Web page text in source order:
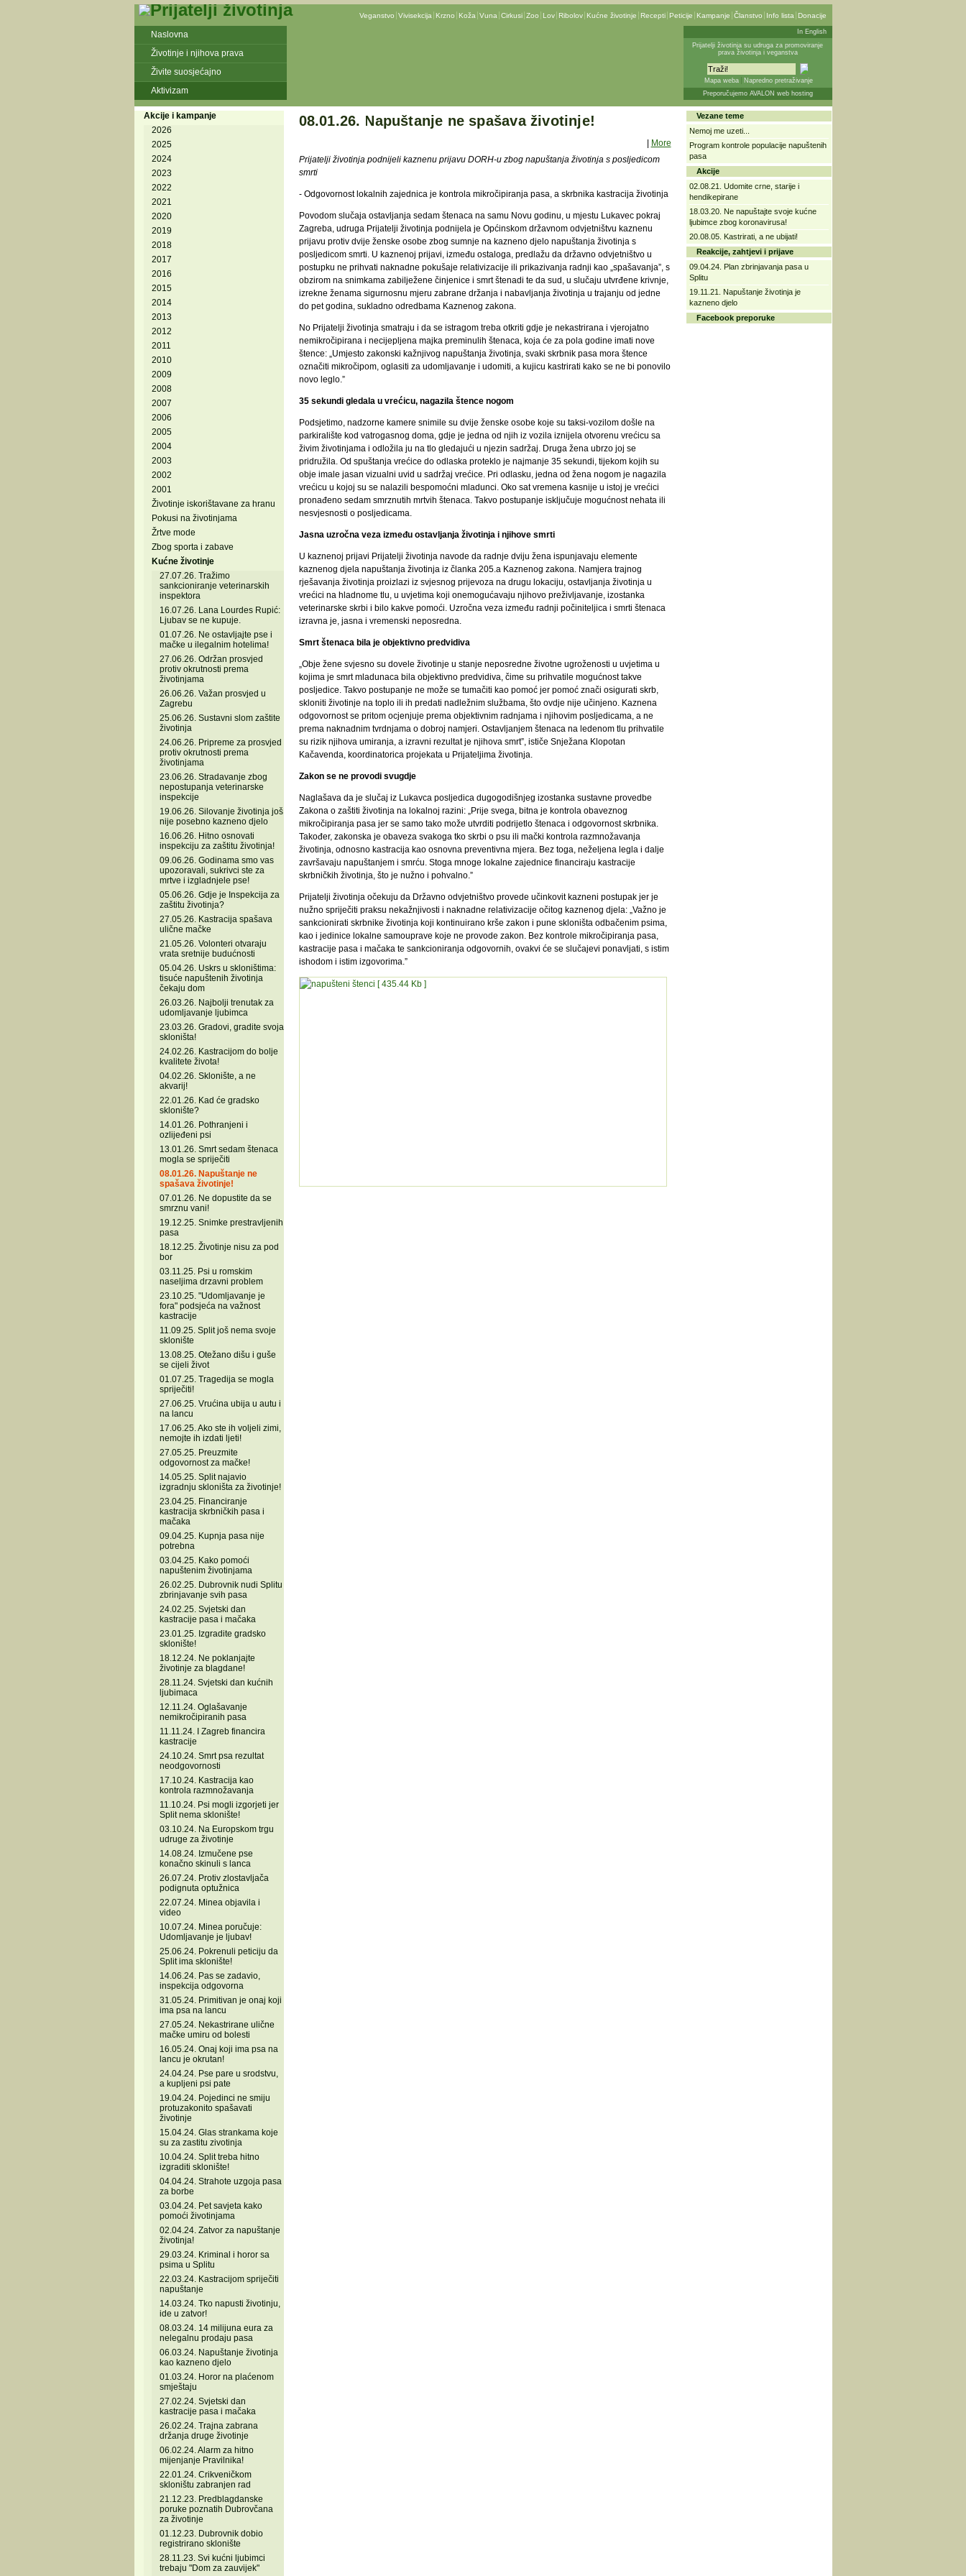
Veganstvo Vivisekcija Krzno Koža Vuna Cirkusi Zoo Lov Ribolov Kućne životinje Recepti Peticije Kampanje Članstvo Info lista Donacije
Naslovna
Životinje i njihova prava
Živite suosjećajno
Aktivizam
In English
Prijatelji životinja su udruga za promoviranje
prava životinja i veganstva
Mapa weba
Napredno pretraživanje
Preporučujemo AVALON web hosting
Akcije i kampanje
2026
2025
2024
2023
2022
2021
2020
2019
2018
2017
2016
2015
2014
2013
2012
2011
2010
2009
2008
2007
2006
2005
2004
2003
2002
2001
Životinje iskorištavane za hranu
Pokusi na životinjama
Žrtve mode
Zbog sporta i zabave
Kućne životinje
27.07.26. Tražimo
sankcioniranje veterinarskih
inspektora
16.07.26. Lana Lourdes Rupić:
Ljubav se ne kupuje.
01.07.26. Ne ostavljajte pse i
mačke u ilegalnim hotelima!
27.06.26. Održan prosvjed
protiv okrutnosti prema
životinjama
26.06.26. Važan prosvjed u
Zagrebu
25.06.26. Sustavni slom zaštite
životinja
24.06.26. Pripreme za prosvjed
protiv okrutnosti prema
životinjama
23.06.26. Stradavanje zbog
nepostupanja veterinarske
inspekcije
19.06.26. Silovanje životinja još
nije posebno kazneno djelo
16.06.26. Hitno osnovati
inspekciju za zaštitu životinja!
09.06.26. Godinama smo vas
upozoravali, sukrivci ste za
mrtve i izgladnjele pse!
05.06.26. Gdje je Inspekcija za
zaštitu životinja?
27.05.26. Kastracija spašava
ulične mačke
21.05.26. Volonteri otvaraju
vrata sretnije budućnosti
05.04.26. Uskrs u skloništima:
tisuće napuštenih životinja
čekaju dom
26.03.26. Najbolji trenutak za
udomljavanje ljubimca
23.03.26. Gradovi, gradite svoja
skloništa!
24.02.26. Kastracijom do bolje
kvalitete života!
04.02.26. Sklonište, a ne
akvarij!
22.01.26. Kad će gradsko
sklonište?
14.01.26. Pothranjeni i
ozlijeđeni psi
13.01.26. Smrt sedam štenaca
mogla se spriječiti
08.01.26. Napuštanje ne
spašava životinje!
07.01.26. Ne dopustite da se
smrznu vani!
19.12.25. Snimke prestravljenih
pasa
18.12.25. Životinje nisu za pod
bor
03.11.25. Psi u romskim
naseljima drzavni problem
23.10.25. "Udomljavanje je
fora" podsjeća na važnost
kastracije
11.09.25. Split još nema svoje
sklonište
13.08.25. Otežano dišu i guše
se cijeli život
01.07.25. Tragedija se mogla
spriječiti!
27.06.25. Vrućina ubija u autu i
na lancu
17.06.25. Ako ste ih voljeli zimi,
nemojte ih izdati ljeti!
27.05.25. Preuzmite
odgovornost za mačke!
14.05.25. Split najavio
izgradnju skloništa za životinje!
23.04.25. Financiranje
kastracija skrbničkih pasa i
mačaka
09.04.25. Kupnja pasa nije
potrebna
03.04.25. Kako pomoći
napuštenim životinjama
26.02.25. Dubrovnik nudi Splitu
zbrinjavanje svih pasa
24.02.25. Svjetski dan
kastracije pasa i mačaka
23.01.25. Izgradite gradsko
sklonište!
18.12.24. Ne poklanjajte
životinje za blagdane!
28.11.24. Svjetski dan kućnih
ljubimaca
12.11.24. Oglašavanje
nemikročipiranih pasa
11.11.24. I Zagreb financira
kastracije
24.10.24. Smrt psa rezultat
neodgovornosti
17.10.24. Kastracija kao
kontrola razmnožavanja
11.10.24. Psi mogli izgorjeti jer
Split nema sklonište!
03.10.24. Na Europskom trgu
udruge za životinje
14.08.24. Izmučene pse
konačno skinuli s lanca
26.07.24. Protiv zlostavljača
podignuta optužnica
22.07.24. Minea objavila i
video
10.07.24. Minea poručuje:
Udomljavanje je ljubav!
25.06.24. Pokrenuli peticiju da
Split ima sklonište!
14.06.24. Pas se zadavio,
inspekcija odgovorna
31.05.24. Primitivan je onaj koji
ima psa na lancu
27.05.24. Nekastrirane ulične
mačke umiru od bolesti
16.05.24. Onaj koji ima psa na
lancu je okrutan!
24.04.24. Pse pare u srodstvu,
a kupljeni psi pate
19.04.24. Pojedinci ne smiju
protuzakonito spašavati
životinje
15.04.24. Glas strankama koje
su za zastitu zivotinja
10.04.24. Split treba hitno
izgraditi sklonište!
04.04.24. Strahote uzgoja pasa
za borbe
03.04.24. Pet savjeta kako
pomoći životinjama
02.04.24. Zatvor za napuštanje
životinja!
29.03.24. Kriminal i horor sa
psima u Splitu
22.03.24. Kastracijom spriječiti
napuštanje
14.03.24. Tko napusti životinju,
ide u zatvor!
08.03.24. 14 milijuna eura za
nelegalnu prodaju pasa
06.03.24. Napuštanje životinja
kao kazneno djelo
01.03.24. Horor na plaćenom
smještaju
27.02.24. Svjetski dan
kastracije pasa i mačaka
26.02.24. Trajna zabrana
držanja druge životinje
06.02.24. Alarm za hitno
mijenjanje Pravilnika!
22.01.24. Crikveničkom
skloništu zabranjen rad
21.12.23. Predblagdanske
poruke poznatih Dubrovčana
za životinje
01.12.23. Dubrovnik dobio
registrirano sklonište
28.11.23. Svi kućni ljubimci
trebaju "Dom za zauvijek"
08.01.26. Napuštanje ne spašava životinje!
More
Prijatelji životinja podnijeli kaznenu prijavu DORH-u zbog napuštanja životinja s posljedicom
smrti
- Odgovornost lokalnih zajednica je kontrola mikročipiranja pasa, a skrbnika kastracija životinja
Povodom slučaja ostavljanja sedam štenaca na samu Novu godinu, u mjestu Lukavec pokraj
Zagreba, udruga Prijatelji životinja podnijela je Općinskom državnom odvjetništvu kaznenu
prijavu protiv dvije ženske osobe zbog sumnje na kazneno djelo napuštanja životinja s
posljedicom smrti. U kaznenoj prijavi, između ostaloga, predlažu da državno odvjetništvo u
postupku ne prihvati naknadne pokušaje relativizacije ili prikazivanja radnji kao „spašavanja”, s
obzirom na snimkama zabilježene činjenice i smrt štenadi te da sud, u slučaju utvrđene krivnje,
izrekne ženama sigurnosnu mjeru zabrane držanja i nabavljanja životinja u trajanju od jedne
do pet godina, sukladno odredbama Kaznenog zakona.
No Prijatelji životinja smatraju i da se istragom treba otkriti gdje je nekastrirana i vjerojatno
nemikročipirana i necijepljena majka preminulih štenaca, koja će za pola godine imati nove
štence: „Umjesto zakonski kažnjivog napuštanja životinja, svaki skrbnik pasa mora štence
označiti mikročipom, oglasiti za udomljavanje i udomiti, a kujicu kastrirati kako se ne bi ponovilo
novo leglo.”
35 sekundi gledala u vrećicu, nagazila štence nogom
Podsjetimo, nadzorne kamere snimile su dvije ženske osobe koje su taksi-vozilom došle na
parkiralište kod vatrogasnog doma, gdje je jedna od njih iz vozila iznijela otvorenu vrećicu sa
živim životinjama i odložila ju na tlo gledajući u njezin sadržaj. Druga žena ubrzo joj se
pridružila. Od spuštanja vrećice do odlaska proteklo je najmanje 35 sekundi, tijekom kojih su
obje imale jasan vizualni uvid u sadržaj vrećice. Pri odlasku, jedna od žena nogom je nagazila
vrećicu u kojoj su se nalazili bespomoćni mladunci. Oko sat vremena kasnije u istoj je vrećici
pronađeno sedam smrznutih mrtvih štenaca. Takvo postupanje isključuje mogućnost nehata ili
nesvjesnosti o posljedicama.
Jasna uzročna veza između ostavljanja životinja i njihove smrti
U kaznenoj prijavi Prijatelji životinja navode da radnje dviju žena ispunjavaju elemente
kaznenog djela napuštanja životinja iz članka 205.a Kaznenog zakona. Namjera trajnog
rješavanja životinja proizlazi iz svjesnog prijevoza na drugu lokaciju, ostavljanja životinja u
vrećici na hladnome tlu, u uvjetima koji onemogućavaju njihovo preživljavanje, izostanka
veterinarske skrbi i bilo kakve pomoći. Uzročna veza između radnji počiniteljica i smrti štenaca
izravna je, jasna i vremenski neposredna.
Smrt štenaca bila je objektivno predvidiva
„Obje žene svjesno su dovele životinje u stanje neposredne životne ugroženosti u uvjetima u
kojima je smrt mladunaca bila objektivno predvidiva, čime su prihvatile mogućnost takve
posljedice. Takvo postupanje ne može se tumačiti kao pomoć jer pomoć znači osigurati skrb,
skloniti životinje na toplo ili ih predati nadležnim službama, što ovdje nije učinjeno. Kaznena
odgovornost se pritom ocjenjuje prema objektivnim radnjama i njihovim posljedicama, a ne
prema naknadnim tvrdnjama o dobroj namjeri. Ostavljanjem štenaca na ledenom tlu prihvatile
su rizik njihova umiranja, a izravni rezultat je njihova smrt”, ističe Snježana Klopotan
Kačavenda, koordinatorica projekata u Prijateljima životinja.
Zakon se ne provodi svugdje
Naglašava da je slučaj iz Lukavca posljedica dugogodišnjeg izostanka sustavne provedbe
Zakona o zaštiti životinja na lokalnoj razini: „Prije svega, bitna je kontrola obaveznog
mikročipiranja pasa jer se samo tako može utvrditi podrijetlo štenaca i odgovornost skrbnika.
Također, zakonska je obaveza svakoga tko skrbi o psu ili mački kontrola razmnožavanja
životinja, odnosno kastracija kao osnovna preventivna mjera. Bez toga, neželjena legla i dalje
završavaju napuštanjem i smrću. Stoga mnoge lokalne zajednice financiraju kastracije
skrbničkih životinja, što je nužno i pohvalno.”
Prijatelji životinja očekuju da Državno odvjetništvo provede učinkovit kazneni postupak jer je
nužno spriječiti praksu nekažnjivosti i naknadne relativizacije očitog kaznenog djela: „Važno je
sankcionirati skrbnike životinja koji kontinuirano krše zakon i pune skloništa odbačenim psima,
kao i jedinice lokalne samouprave koje ne provode zakon. Bez kontrole mikročipiranja pasa,
kastracije pasa i mačaka te sankcioniranja odgovornih, ovakvi će se slučajevi ponavljati, s istim
ishodom i istim izgovorima.”
Vezane teme
Nemoj me uzeti...
Program kontrole populacije napuštenih
pasa
Akcije
02.08.21. Udomite crne, starije i
hendikepirane
18.03.20. Ne napuštajte svoje kućne
ljubimce zbog koronavirusa!
20.08.05. Kastrirati, a ne ubijati!
Reakcije, zahtjevi i prijave
09.04.24. Plan zbrinjavanja pasa u
Splitu
19.11.21. Napuštanje životinja je
kazneno djelo
Facebook preporuke